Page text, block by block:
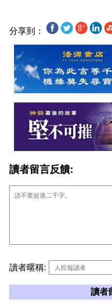
分享到：
讀者留言反饋:
讀者暱稱:
讀者